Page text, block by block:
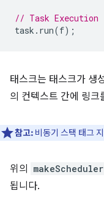
// Task Execution
task . run(f);
태스크는 태스크가 생
의 컨텍스트 간에 링크
참고: 비동기 스택 태그
위의 makeScheduler
됩니다.